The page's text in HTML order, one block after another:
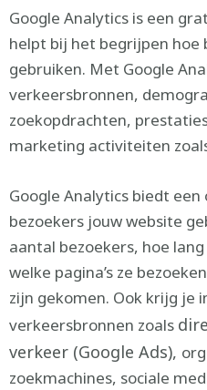
Google Analytics is een
helpt bij het begrijpen hoe
gebruiken. Met Google
verkeersbronnen,
zoekopdrachten,
marketing activiteiten
Google Analytics biedt
bezoekers jouw website
aantal bezoekers, hoe
welke pagina’s ze
zijn gekomen. Ook krijg je
verkeersbronnen zoals
verkeer (Google Ads),
zoekmachines, sociale